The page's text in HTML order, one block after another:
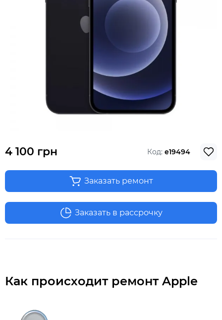
4 100 грн Код: e19494
Заказать ремонт
Заказать в рассрочку
Как происходит ремонт Apple